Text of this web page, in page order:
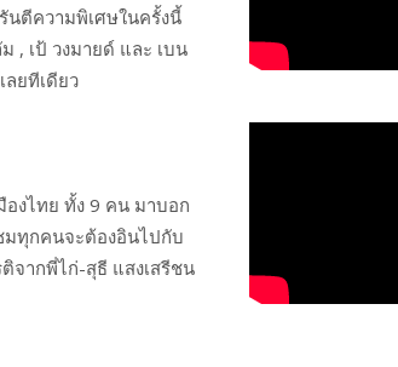
ตีความพิเศษในครั้งนี้
, เป้ วงมายด์ และ เบน
ลยทีเดียว
องไทย ทั้ง 9 คน มาบอก
มทุกคนจะต้องอินไปกับ
จากพี่ไก่-สุธี แสงเสรีชน